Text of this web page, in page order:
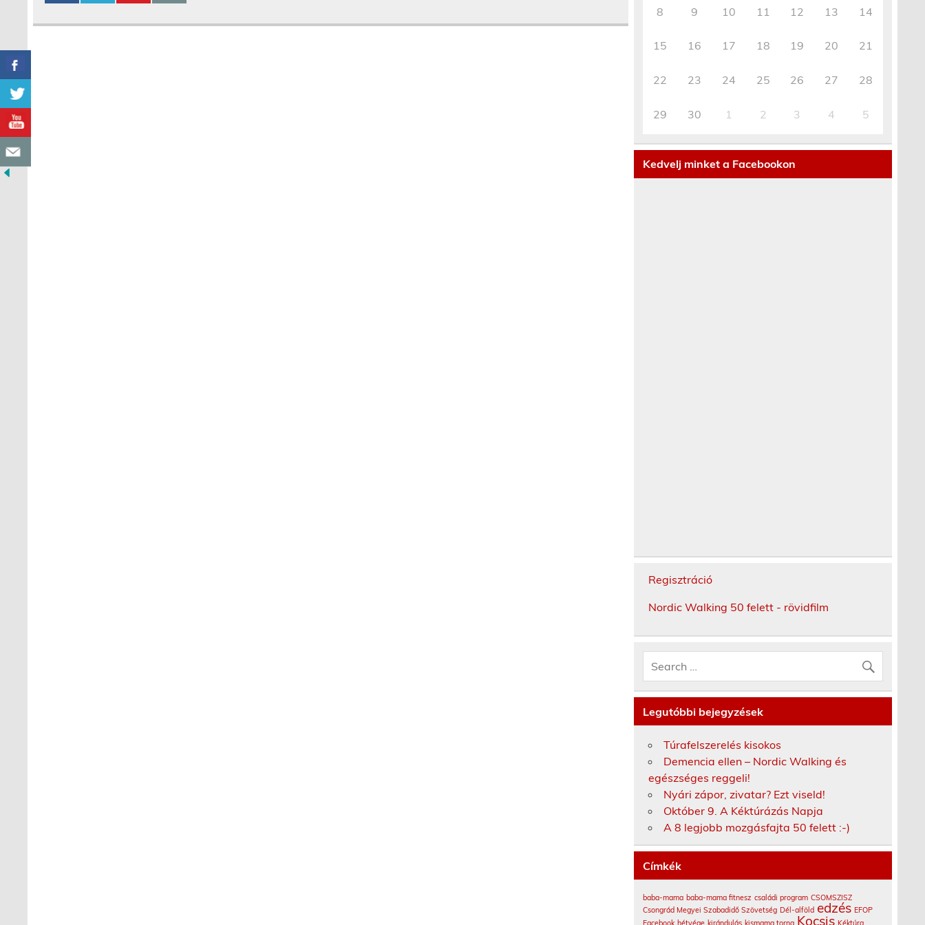
8 9 10 11 12 13 14
15 16 17 18 19 20 21
22 23 24 25 26 27 28
29 30 1 2 3 4 5
Kedvelj minket a Facebookon
Regisztráció
Nordic Walking 50 felett - rövidfilm
Legutóbbi bejegyzések
Túrafelszerelés kisokos
Demencia ellen – Nordic Walking és
egészséges reggeli!
Nyári zápor, zivatar? Ezt viseld!
Október 9. A Kéktúrázás Napja
A 8 legjobb mozgásfajta 50 felett :-)
Címkék
baba-mama baba-mama fitnesz családi program CSOMSZISZ
Csongrád Megyei Szabadidő Szövetség Dél-alföld edzés EFOP
Kocsis